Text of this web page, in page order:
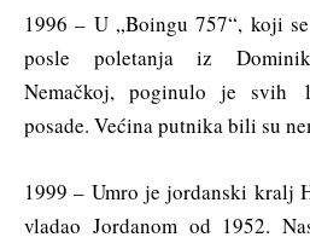
1996 – U „Boingu 757“, koji
posle poletanja iz
Nemačkoj, poginulo je svih
posade. Većina putnika bili su
1999 – Umro je jordanski kralj
vladao Jordanom od 1952.